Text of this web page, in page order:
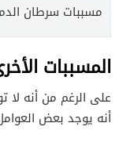
مسببات سرطان
المسببات
على الرغم من أنه لا
أنه يوجد بعض